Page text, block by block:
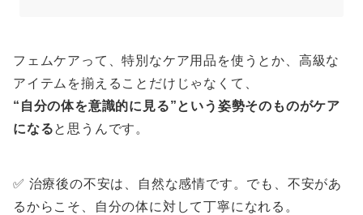
フェムケアって、特別なケア用品を使うとか、高級な
アイテムを揃えることだけじゃなくて、
“自分の体を意識的に見る”という姿勢そのものがケア
になると思うんです。
✅ 治療後の不安は、自然な感情です。でも、不安があ
るからこそ、自分の体に対して丁寧になれる。